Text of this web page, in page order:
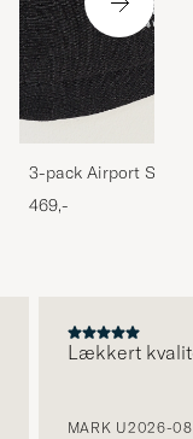
3-pack Airport
Melange
469,-
Lækkert
MARK U2026-